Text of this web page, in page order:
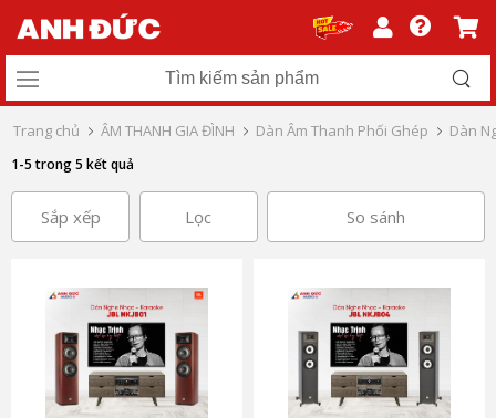
Trang chủ ÂM THANH GIA ĐÌNH Dàn Âm Thanh Phối Ghép Dàn
1-5 trong 5 kết quả
Sắp xếp Lọc So sánh